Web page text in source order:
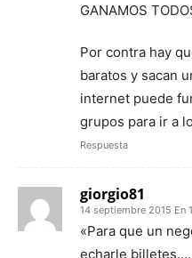
GANAMOS
Por contra hay
baratos y sacan
internet puede
grupos para ir a
Respuesta
giorgio81
14 septiembre 2015 En
«Para que un
echarle